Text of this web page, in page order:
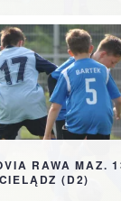
RAWA MAZ.
CIELĄDZ (D2)